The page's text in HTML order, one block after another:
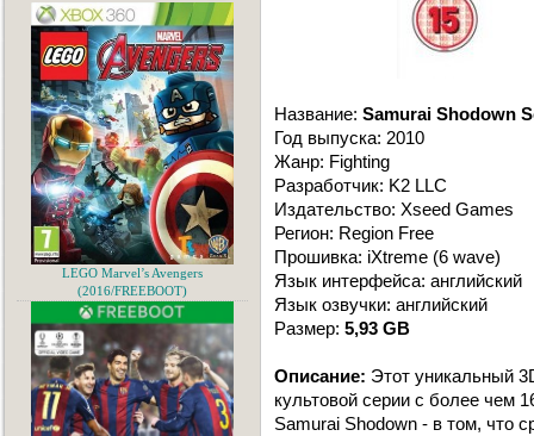
Название: Samurai Shodown
Год выпуска: 2010
Жанр: Fighting
Разработчик: K2 LLC
Издательство: Xseed Games
Регион: Region Free
Прошивка: iXtreme (6 wave)
Язык интерфейса: английский
Язык озвучки: английский
Размер: 5,93 GB
Описание: Этот уникальный
культовой серии с более чем
Samurai Shodown - в том, что
LEGO Marvel’s Avengers
(2016/FREEBOOT)